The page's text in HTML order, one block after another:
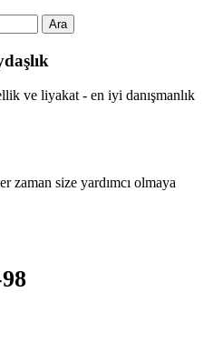
ve liyakat - en iyi danışmanlık
zaman size yardımcı olmaya